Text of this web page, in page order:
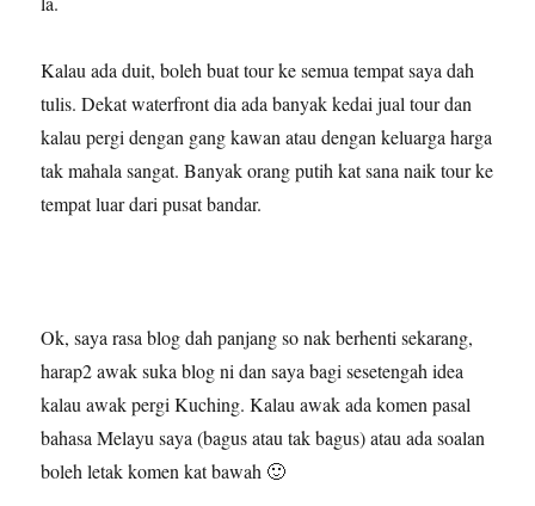
Kalau ada duit, boleh buat tour ke semua tempat saya dah
tulis. Dekat waterfront dia ada banyak kedai jual tour dan
kalau pergi dengan gang kawan atau dengan keluarga harga
tak mahala sangat. Banyak orang putih kat sana naik tour ke
tempat luar dari pusat bandar.
Ok, saya rasa blog dah panjang so nak berhenti sekarang,
harap2 awak suka blog ni dan saya bagi sesetengah idea
kalau awak pergi Kuching. Kalau awak ada komen pasal
bahasa Melayu saya (bagus atau tak bagus) atau ada soalan
boleh letak komen kat bawah 🙂